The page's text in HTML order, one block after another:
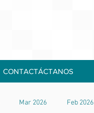
CONTACTÁCTANOS
Mar 2026 Feb 2026